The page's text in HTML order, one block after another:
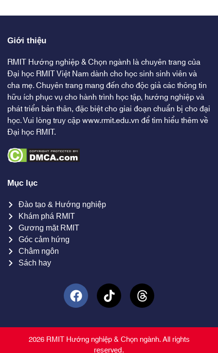
Giới thiệu
RMIT Hướng nghiệp & Chọn ngành là chuyên trang của
Đại học RMIT Việt Nam dành cho học sinh sinh viên và
cha mẹ. Chuyên trang mang đến cho độc giả các thông tin
hữu ích phục vụ cho hành trình học tập, hướng nghiệp và
phát triển bản thân, đặc biệt cho giai đoạn chuẩn bị cho đại
học. Vui lòng truy cậpwww.rmit.edu.vnđể tìm hiểu thêm về
Đại học RMIT.
Mục lục
Đào tạo & Hướng nghiệp
Khám phá RMIT
Gương mặt RMIT
Góc cảm hứng
Châm ngôn
Sách hay
2026 RMIT Hướng nghiệp & Chọn ngành. All rights